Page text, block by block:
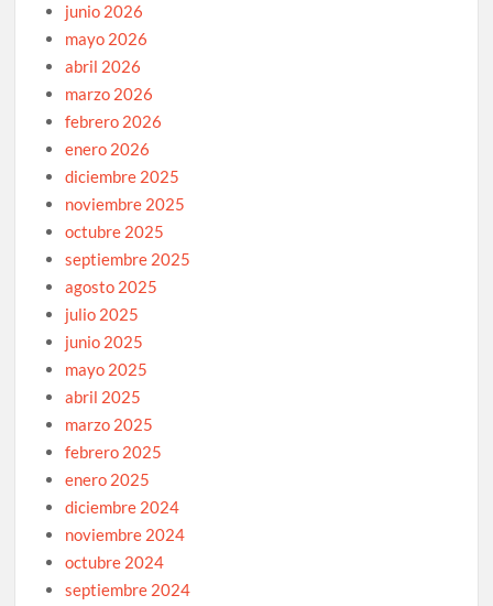
junio 2026
mayo 2026
abril 2026
marzo 2026
febrero 2026
enero 2026
diciembre 2025
noviembre 2025
octubre 2025
septiembre 2025
agosto 2025
julio 2025
junio 2025
mayo 2025
abril 2025
marzo 2025
febrero 2025
enero 2025
diciembre 2024
noviembre 2024
octubre 2024
septiembre 2024